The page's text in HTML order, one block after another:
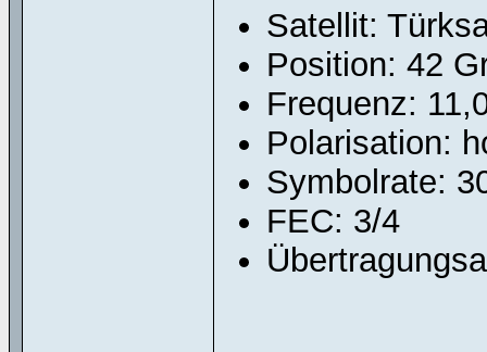
Satellit:
Position: 42
Frequenz:
Polarisation:
Symbolrate:
FEC: 3/4